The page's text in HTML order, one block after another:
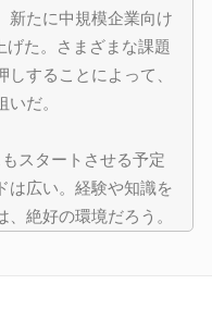
新たに中規模企業向け
た。さまざまな課題
することによって、
だ。
スタートさせる予定
は広い。経験や知識を
絶好の環境だろう。